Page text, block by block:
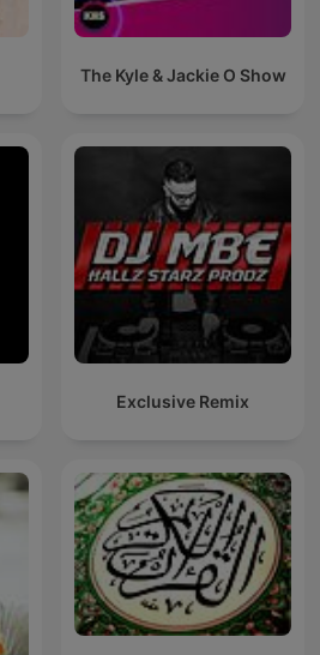
The Kyle & Jackie O Show
Exclusive Remix